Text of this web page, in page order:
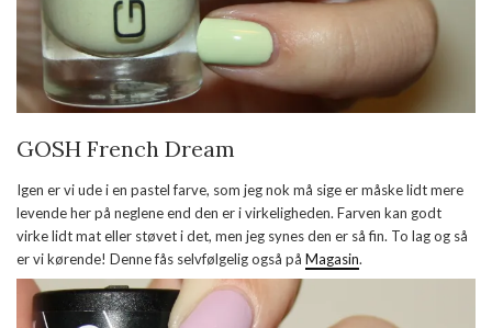
GOSH French Dream
Igen er vi ude i en pastel farve, som jeg nok må sige er måske lidt mere
levende her på neglene end den er i virkeligheden. Farven kan godt
virke lidt mat eller støvet i det, men jeg synes den er så fin. To lag og så
er vi kørende! Denne fås selvfølgelig også på Magasin.